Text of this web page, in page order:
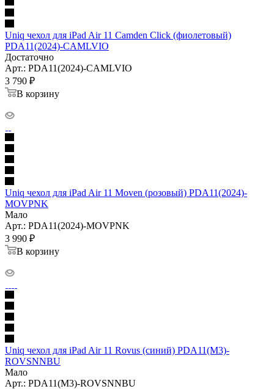
Uniq чехол для iPad Air 11 Camden Click (фиолетовый)
PDA11(2024)-CAMLVIO
Достаточно
Арт.: PDA11(2024)-CAMLVIO
3 790 ₽
В корзину
Uniq чехол для iPad Air 11 Moven (розовый) PDA11(2024)-
MOVPNK
Мало
Арт.: PDA11(2024)-MOVPNK
3 990 ₽
В корзину
Uniq чехол для iPad Air 11 Rovus (синий) PDA11(M3)-
ROVSNNBU
Мало
Арт.: PDA11(M3)-ROVSNNBU